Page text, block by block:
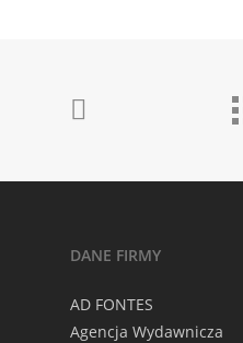
DANE FIRMY
AD FONTES
Agencja Wydawnicza